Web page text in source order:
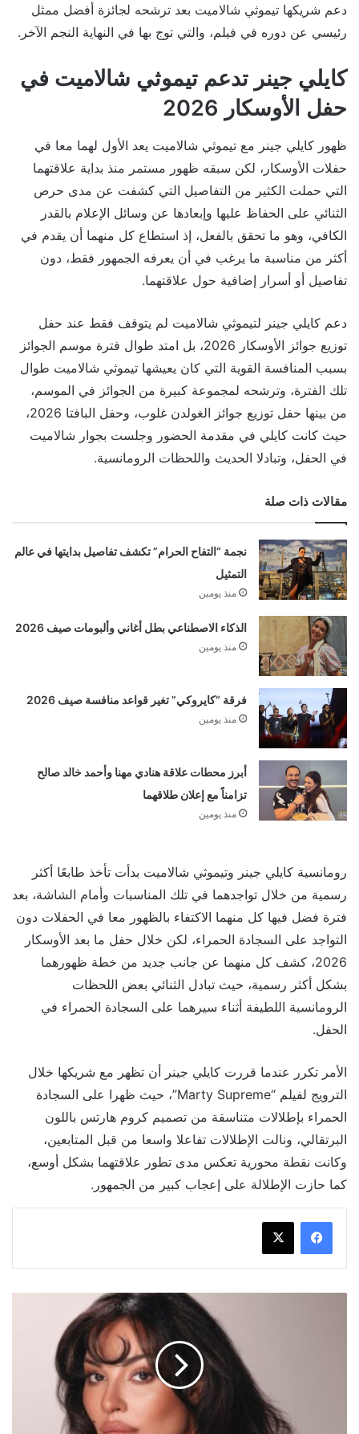
دعم شريكها تيموثي شالاميت بعد ترشحه لجائزة أفضل ممثل
رئيسي عن دوره في فيلم، والتي توج بها في النهاية النجم الآخر.
كايلي جينر تدعم تيموثي شالاميت في
حفل الأوسكار 2026
ظهور كايلي جينر مع تيموثي شالاميت يعد الأول لهما معا في
حفلات الأوسكار، لكن سبقه ظهور مستمر منذ بداية علاقتهما
التي حملت الكثير من التفاصيل التي كشفت عن مدى حرص
الثنائي على الحفاظ عليها وإبعادها عن وسائل الإعلام بالقدر
الكافي، وهو ما تحقق بالفعل، إذ استطاع كل منهما أن يقدم في
أكثر من مناسبة ما يرغب في أن يعرفه الجمهور فقط، دون
تفاصيل أو أسرار إضافية حول علاقتهما.
دعم كايلي جينر لتيموثي شالاميت لم يتوقف فقط عند حفل
توزيع جوائز الأوسكار 2026، بل امتد طوال فترة موسم الجوائز
بسبب المنافسة القوية التي كان يعيشها تيموثي شالاميت طوال
تلك الفترة، وترشحه لمجموعة كبيرة من الجوائز في الموسم،
من بينها حفل توزيع جوائز الغولدن غلوب، وحفل البافتا 2026،
حيث كانت كايلي في مقدمة الحضور وجلست بجوار شالاميت
في الحفل، وتبادلا الحديث واللحظات الرومانسية.
مقالات ذات صلة
نجمة “التفاح الحرام” تكشف تفاصيل بدايتها في عالم
التمثيل
منذ يومين
الذكاء الاصطناعي بطل أغاني وألبومات صيف 2026
منذ يومين
فرقة “كايروكي” تغير قواعد منافسة صيف 2026
منذ يومين
أبرز محطات علاقة هنادي مهنا وأحمد خالد صالح
تزامناً مع إعلان طلاقهما
منذ يومين
رومانسية كايلي جينر وتيموثي شالاميت بدأت تأخذ طابعًا أكثر
رسمية من خلال تواجدهما في تلك المناسبات وأمام الشاشة، بعد
فترة فضل فيها كل منهما الاكتفاء بالظهور معا في الحفلات دون
التواجد على السجادة الحمراء، لكن خلال حفل ما بعد الأوسكار
2026، كشف كل منهما عن جانب جديد من خطة ظهورهما
بشكل أكثر رسمية، حيث تبادل الثنائي بعض اللحظات
الرومانسية اللطيفة أثناء سيرهما على السجادة الحمراء في
الحفل.
الأمر تكرر عندما قررت كايلي جينر أن تظهر مع شريكها خلال
الترويج لفيلم “Marty Supreme”، حيث ظهرا على السجادة
الحمراء بإطلالات متناسقة من تصميم كروم هارتس باللون
البرتقالي، ونالت الإطلالات تفاعلا واسعا من قبل المتابعين،
وكانت نقطة محورية تعكس مدى تطور علاقتهما بشكل أوسع،
كما حازت الإطلالة على إعجاب كبير من الجمهور.